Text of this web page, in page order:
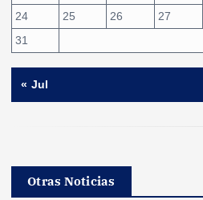
24
25 26 27
31
« Jul
Otras Noticias